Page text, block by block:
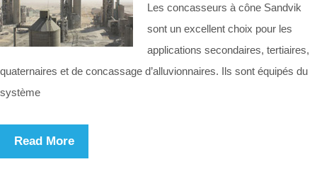
Les concasseurs à cône Sandvik
sont un excellent choix pour les
applications secondaires, tertiaires,
quaternaires et de concassage d’alluvionnaires. Ils sont équipés du
système
Read More